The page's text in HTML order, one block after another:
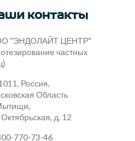
контакты
"ЭНДОЛАЙТ ЦЕНТР"
частных
Россия,
Область
д. 12
770-73-46